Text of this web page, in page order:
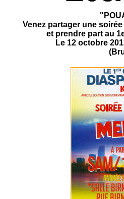
Venez partager une
et prendre part au
Le 12 octobre